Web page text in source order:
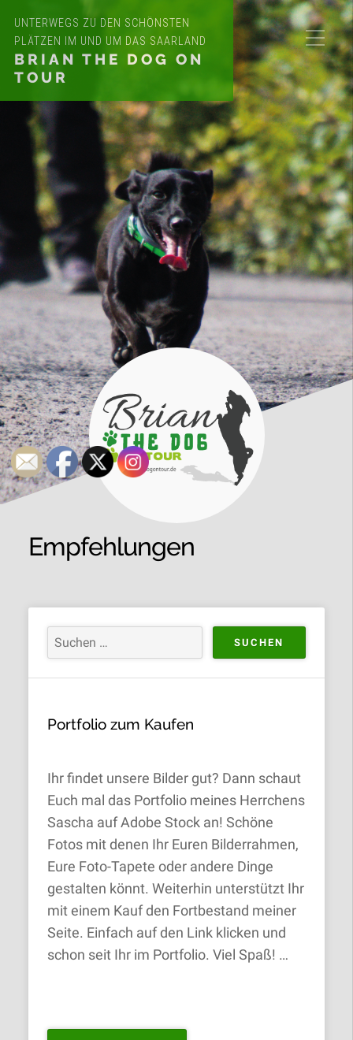
UNTERWEGS ZU DEN SCHÖNSTEN
PLÄTZEN IM UND UM DAS SAARLAND
BRIAN THE DOG ON
TOUR
Empfehlungen
Portfolio zum Kaufen
Ihr findet unsere Bilder gut? Dann schaut
Euch mal das Portfolio meines Herrchens
Sascha auf Adobe Stock an! Schöne
Fotos mit denen Ihr Euren Bilderrahmen,
Eure Foto-Tapete oder andere Dinge
gestalten könnt. Weiterhin unterstützt Ihr
mit einem Kauf den Fortbestand meiner
Seite. Einfach auf den Link klicken und
schon seit Ihr im Portfolio. Viel Spaß! …